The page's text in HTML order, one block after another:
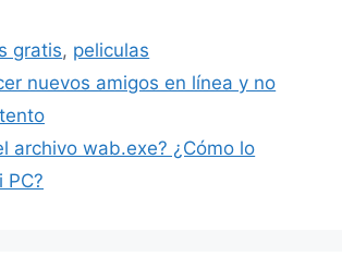
gratis, peliculas
nuevos amigos en línea y no
archivo wab.exe? ¿Cómo lo
PC?